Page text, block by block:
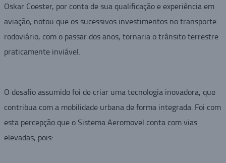
Oskar Coester, por conta de sua qualificação e experiência em
aviação, notou que os sucessivos investimentos no transporte
rodoviário, com o passar dos anos, tornaria o trânsito terrestre
praticamente inviável.
O desafio assumido foi de criar uma tecnologia inovadora, que
contribua com a mobilidade urbana de forma integrada. Foi com
esta percepção que o Sistema Aeromovel conta com vias
elevadas, pois: